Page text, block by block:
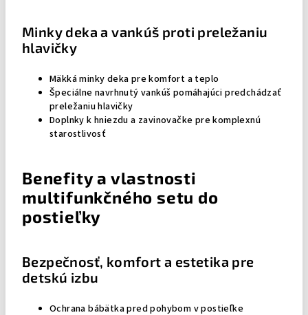
Minky deka a vankúš proti preležaniu
hlavičky
Mäkká minky deka pre komfort a teplo
Špeciálne navrhnutý vankúš pomáhajúci predchádzať
preležaniu hlavičky
Doplnky k hniezdu a zavinovačke pre komplexnú
starostlivosť
Benefity a vlastnosti
multifunkčného setu do
postieľky
Bezpečnosť, komfort a estetika pre
detskú izbu
Ochrana bábätka pred pohybom v postieľke